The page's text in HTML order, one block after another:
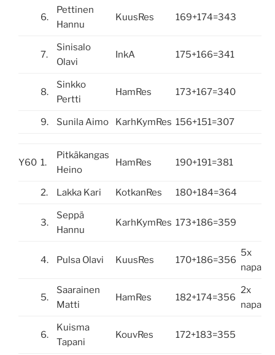
6.
Pettinen
Hannu
KuusRes 169+174=343
7.
Sinisalo
Olavi
InkA 175+166=341
8.
Sinkko
Pertti
HamRes 173+167=340
9. Sunila Aimo KarhKymRes 156+151=307
Y60 1.
Pitkäkangas
Heino
HamRes 190+191=381
2. Lakka Kari KotkanRes 180+184=364
3.
Seppä
Hannu
KarhKymRes 173+186=359
4. Pulsa Olavi KuusRes 170+186=356
5x
napa
5.
Saarainen
Matti
HamRes 182+174=356
2x
napa
6.
Kuisma
Tapani
KouvRes 172+183=355